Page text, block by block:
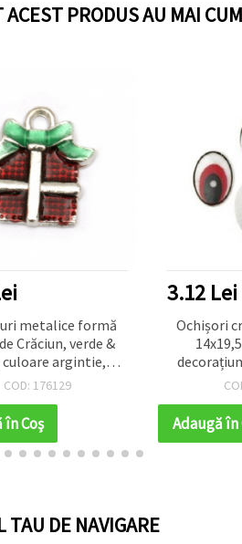
PRODUS AU MAI
metalice formă
Crăciun, verde &
culoare argintie,
mm, gaură 2 mm –
pentru bijuterii
și craft DIY
COD: 176129
în Coş
3.12 Lei
Ochișori
Adaugă în
TAU DE NAVIGARE